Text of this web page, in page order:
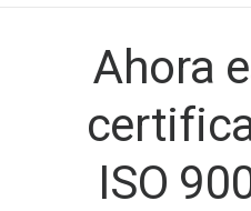
Ahora
ISO